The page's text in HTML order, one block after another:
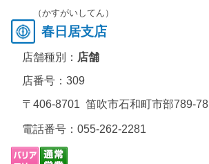
（かすがいしてん）
春日居支店
店舗種別： 店舗
店番号：309
〒406-8701 笛吹市石和町市部789-78
電話番号： 055-262-2281